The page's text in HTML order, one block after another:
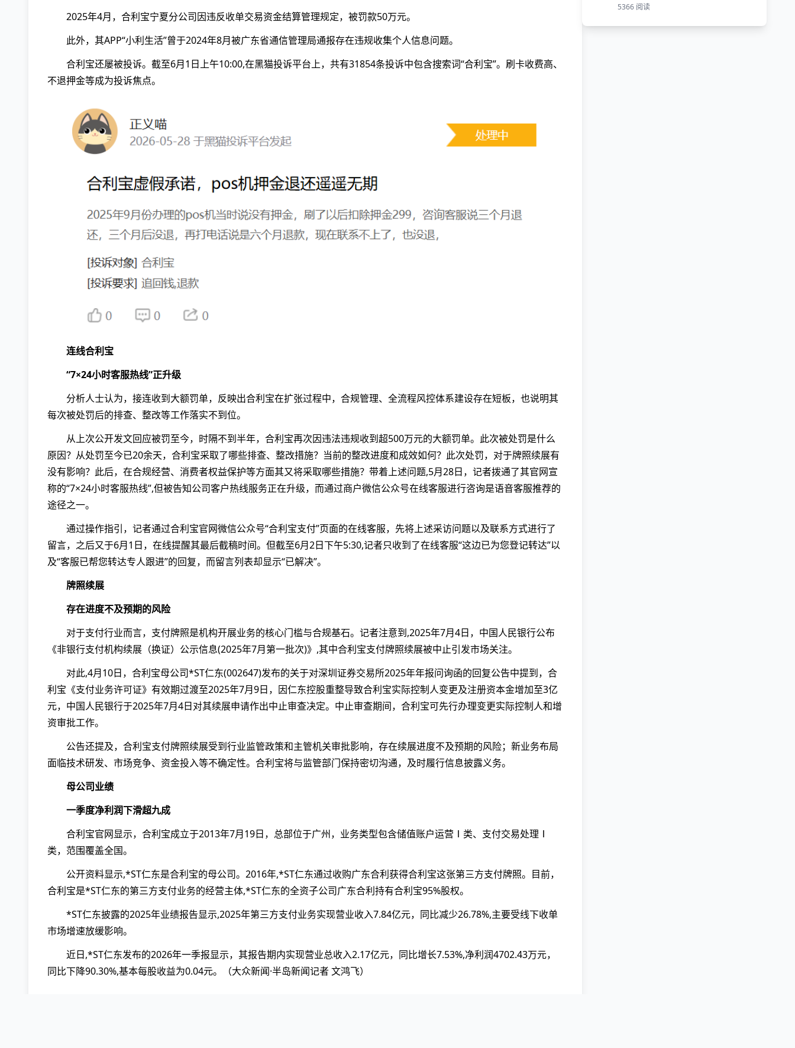
2025年4月，合利宝宁夏分公司因违反收单交易资金结算管理规定，被罚款50万元。
此外，其APP“小利生活”曾于2024年8月被广东省通信管理局通报存在违规收集个人信息问题。
合利宝还屡被投诉。截至6月1日上午10:00,在黑猫投诉平台上，共有31854条投诉中包含搜索词“合利宝”。刷卡收费高、
不退押金等成为投诉焦点。
连线合利宝
“7×24小时客服热线”正升级
分析人士认为，接连收到大额罚单，反映出合利宝在扩张过程中，合规管理、全流程风控体系建设存在短板，也说明其
每次被处罚后的排查、整改等工作落实不到位。
从上次公开发文回应被罚至今，时隔不到半年，合利宝再次因违法违规收到超500万元的大额罚单。此次被处罚是什么
原因？从处罚至今已20余天，合利宝采取了哪些排查、整改措施？当前的整改进度和成效如何？此次处罚，对于牌照续展有
没有影响？此后，在合规经营、消费者权益保护等方面其又将采取哪些措施？带着上述问题,5月28日，记者拨通了其官网宣
称的“7×24小时客服热线”,但被告知公司客户热线服务正在升级，而通过商户微信公众号在线客服进行咨询是语音客服推荐的
途径之一。
通过操作指引，记者通过合利宝官网微信公众号“合利宝支付”页面的在线客服，先将上述采访问题以及联系方式进行了
留言，之后又于6月1日，在线提醒其最后截稿时间。但截至6月2日下午5:30,记者只收到了在线客服“这边已为您登记转达”以
及“客服已帮您转达专人跟进”的回复，而留言列表却显示“已解决”。
牌照续展
存在进度不及预期的风险
对于支付行业而言，支付牌照是机构开展业务的核心门槛与合规基石。记者注意到,2025年7月4日，中国人民银行公布
《非银行支付机构续展（换证）公示信息(2025年7月第一批次)》,其中合利宝支付牌照续展被中止引发市场关注。
对此,4月10日，合利宝母公司*ST仁东(002647)发布的关于对深圳证券交易所2025年年报问询函的回复公告中提到，合
利宝《支付业务许可证》有效期过渡至2025年7月9日，因仁东控股重整导致合利宝实际控制人变更及注册资本金增加至3亿
元，中国人民银行于2025年7月4日对其续展申请作出中止审查决定。中止审查期间，合利宝可先行办理变更实际控制人和增
资审批工作。
公告还提及，合利宝支付牌照续展受到行业监管政策和主管机关审批影响，存在续展进度不及预期的风险；新业务布局
面临技术研发、市场竞争、资金投入等不确定性。合利宝将与监管部门保持密切沟通，及时履行信息披露义务。
母公司业绩
一季度净利润下滑超九成
合利宝官网显示，合利宝成立于2013年7月19日，总部位于广州，业务类型包含储值账户运营Ⅰ类、支付交易处理Ⅰ
类，范围覆盖全国。
公开资料显示,*ST仁东是合利宝的母公司。2016年,*ST仁东通过收购广东合利获得合利宝这张第三方支付牌照。目前，
合利宝是*ST仁东的第三方支付业务的经营主体,*ST仁东的全资子公司广东合利持有合利宝95%股权。
*ST仁东披露的2025年业绩报告显示,2025年第三方支付业务实现营业收入7.84亿元，同比减少26.78%,主要受线下收单
市场增速放缓影响。
近日,*ST仁东发布的2026年一季报显示，其报告期内实现营业总收入2.17亿元，同比增长7.53%,净利润4702.43万元，
同比下降90.30%,基本每股收益为0.04元。（大众新闻·半岛新闻记者 文鸿飞）
5366 阅读